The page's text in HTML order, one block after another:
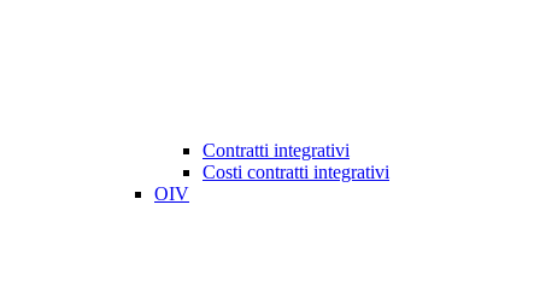
Contratti integrativi
Costi contratti integrativi
OIV